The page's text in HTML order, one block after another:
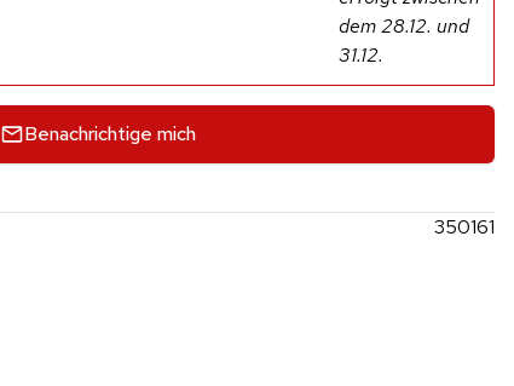
dem 28.12. und
31.12.
Benachrichtige mich
350161